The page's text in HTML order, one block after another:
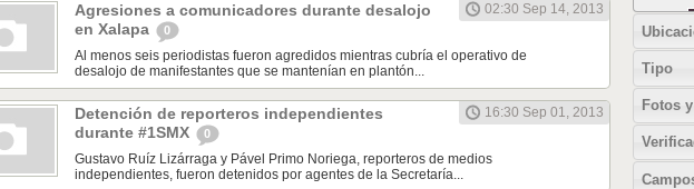
Agresiones a comunicadores durante desalojo
en Xalapa
0
02:30 Sep 14, 2013
Al menos seis periodistas fueron agredidos mientras cubría el operativo de
desalojo de manifestantes que se mantenían en plantón...
Detención de reporteros independientes
durante #1SMX
0
16:30 Sep 01, 2013
Gustavo Ruíz Lizárraga y Pável Primo Noriega, reporteros de medios
independientes, fueron detenidos por agentes de la Secretaría...
Tipo
Fotos